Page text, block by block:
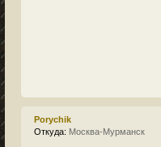
Porychik
Откуда: Москва-Мурманск